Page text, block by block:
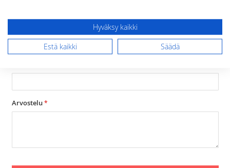
Arvostelu
Hyväksy kaikki
Estä kaikki Säädä